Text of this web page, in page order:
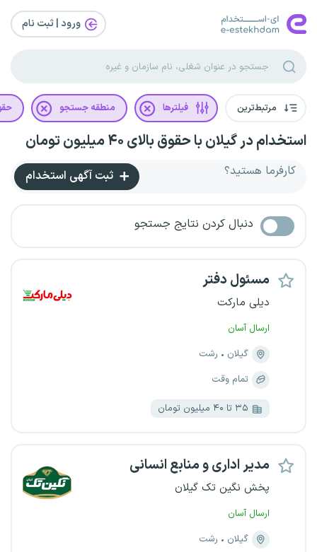
ورود | ثبت‌ نام
مرتبط‌ترین فیلترها منطقه جستجو
استخدام در گیلان با حقوق بالای ۴۰ میلیون تومان
کارفرما هستید؟ ثبت آگهی استخدام
دنبال کردن نتایج جستجو
مسئول دفتر
دیلی مارکت
ارسال آسان
گیلان
رشت
تمام وقت
۳۵ تا ۴۰ میلیون تومان
مدیر اداری و منابع انسانی
پخش نگین تک گیلان
ارسال آسان
گیلان
رشت